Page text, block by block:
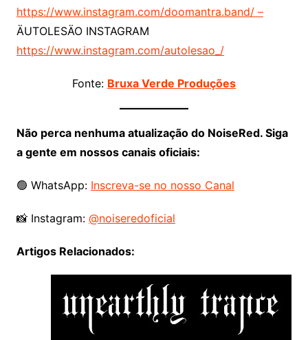
https://www.instagram.com/doomantra.band/ –
ÄUTOLESÄO INSTAGRAM
https://www.instagram.com/autolesao_/
Fonte: Bruxa Verde Produções
Não perca nenhuma atualização do NoiseRed. Siga
a gente em nossos canais oficiais:
🟢 WhatsApp: Inscreva-se no nosso Canal
📸 Instagram: @noiseredoficial
Artigos Relacionados: